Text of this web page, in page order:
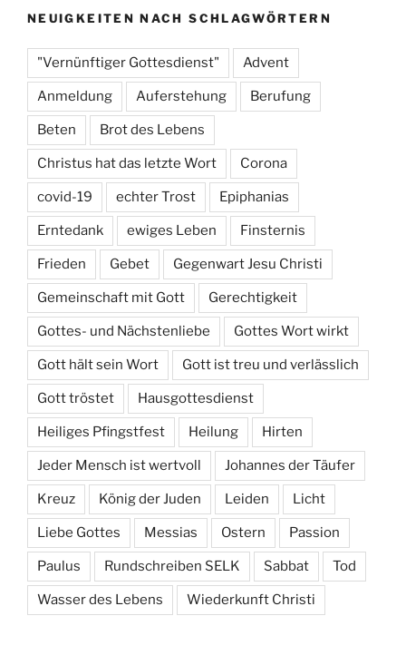
NEUIGKEITEN NACH SCHLAGWÖRTERN
"Vernünftiger Gottesdienst" Advent
Anmeldung Auferstehung Berufung
Beten Brot des Lebens
Christus hat das letzte Wort Corona
covid-19 echter Trost Epiphanias
Erntedank ewiges Leben Finsternis
Frieden Gebet Gegenwart Jesu Christi
Gemeinschaft mit Gott Gerechtigkeit
Gottes- und Nächstenliebe Gottes Wort wirkt
Gott hält sein Wort Gott ist treu und verlässlich
Gott tröstet Hausgottesdienst
Heiliges Pfingstfest Heilung Hirten
Jeder Mensch ist wertvoll Johannes der Täufer
Kreuz König der Juden Leiden Licht
Liebe Gottes Messias Ostern Passion
Paulus Rundschreiben SELK Sabbat Tod
Wasser des Lebens Wiederkunft Christi